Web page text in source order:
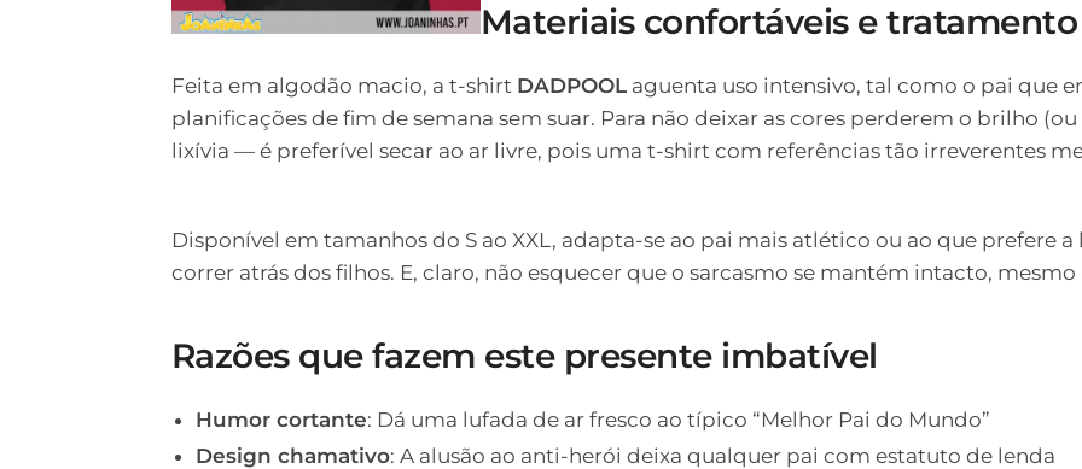
Materiais confortáveis e
Feita em algodão macio, a t-shirt DADPOOLaguenta uso intensivo, tal como o pai que
planificações de fim de semana sem suar. Para não deixar as cores perderem o brilho
lixívia — é preferível secar ao ar livre, pois uma t-shirt com referências tão irreverentes
Disponível em tamanhos do S ao XXL, adapta-se ao pai mais atlético ou ao que prefere
correr atrás dos filhos. E, claro, não esquecer que o sarcasmo se mantém intacto,
Razões que fazem este presente imbatível
Humor cortante: Dá uma lufada de ar fresco ao típico “Melhor Pai do Mundo”
Design chamativo: A alusão ao anti-herói deixa qualquer pai com estatuto de lenda